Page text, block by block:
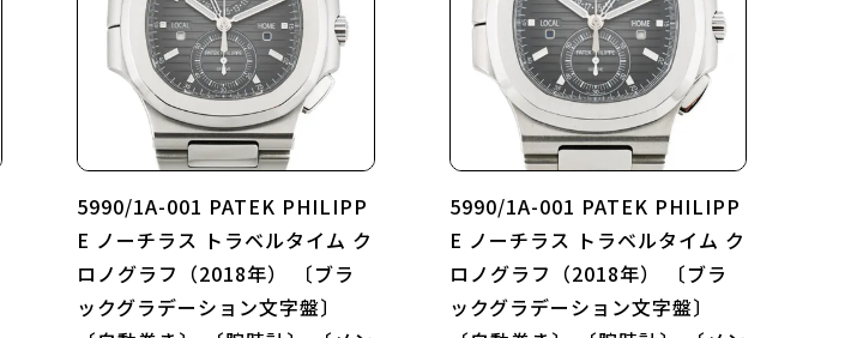
5990/1A-001 PATEK PHILIPP
E ノーチラス トラベルタイム ク
ロノグラフ（2018年） 〔ブラ
ックグラデーション文字盤〕
5990/1A-001 PATEK PHILIPP
E ノーチラス トラベルタイム ク
ロノグラフ（2018年） 〔ブラ
ックグラデーション文字盤〕